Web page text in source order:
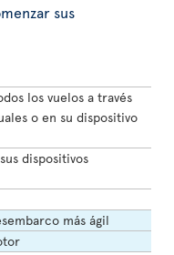
sus
los vuelos a través
o en su dispositivo
dispositivos
más ágil